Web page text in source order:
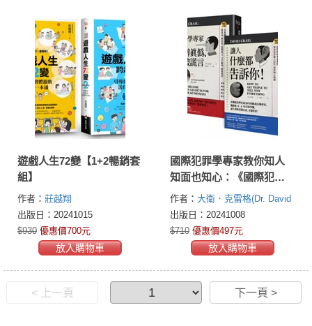
遊戲人生72變【1+2暢銷套
組】
作者： 莊越翔
出版日：20241015
$930 優惠價700元
放入購物車
國際犯罪學專家教你知人
知面也知心：《國際犯罪
學專家教你分辨真偽、立
破謊言》+《讓人什麼都告
訴你！》
作者： 大衛．克雷格(Dr. David
Craig)
出版日：20241008
$710 優惠價497元
放入購物車
< 上一頁 下一頁 >